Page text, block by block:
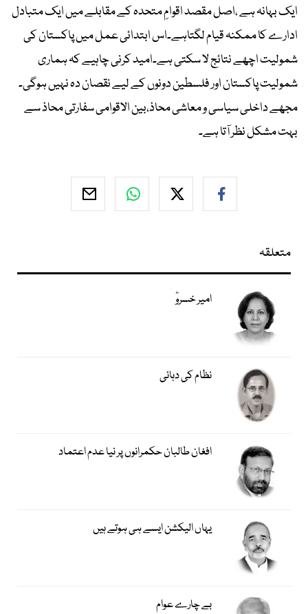
ایک بہانہ ہے ،اصل مقصد اقوامِ متحدہ کے مقابلے میں ایک متبادل
ادارے کا ممکنہ قیام لگتاہے۔اس ابتدائی عمل میں پاکستان کی
شمولیت اچھے نتائج لا سکتی ہے۔امید کرنی چاہیے کہ ہماری
شمولیت پاکستان اور فلسطین دونوں کے لیے نقصان دہ نہیں ہوگی۔
مجھے داخلی سیاسی و معاشی محاذ،بین الاقوامی سفارتی محاذ سے
بہت مشکل نظر آتا ہے۔
متعلقہ
امیر خسروؒ
نظام کی دہائی
افغان طالبان حکمرانوں پر نیا عدم اعتماد
یہاں الیکشن ایسے ہی ہوتے ہیں
بے چارے عوام